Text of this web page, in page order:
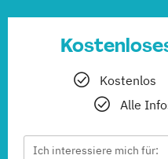
Kostenlos
Alle
Ich interessiere mich für: